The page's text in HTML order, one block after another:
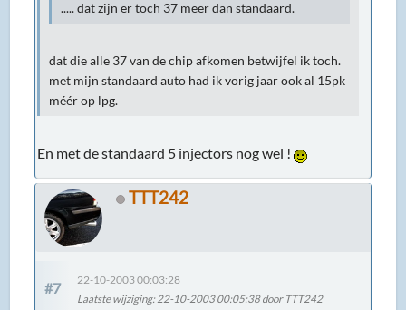
..... dat zijn er toch 37 meer dan standaard.
dat die alle 37 van de chip afkomen betwijfel ik toch.
met mijn standaard auto had ik vorig jaar ook al 15pk
méér op lpg.
En met de standaard 5 injectors nog wel !
TTT242
#7
22-10-2003 00:03:28
Laatste wijziging: 22-10-2003 00:05:38 door TTT242